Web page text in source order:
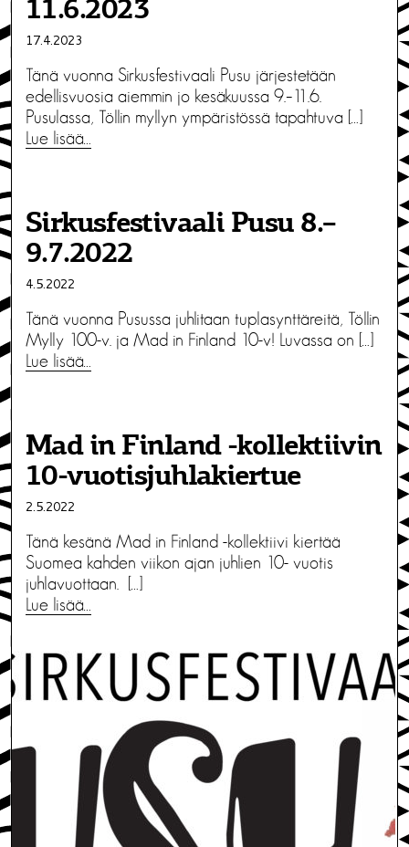
11.6.2023
17.4.2023
Tänä vuonna Sirkusfestivaali Pusu järjestetään
edellisvuosia aiemmin jo kesäkuussa 9.–11.6.
Pusulassa, Töllin myllyn ympäristössä tapahtuva […]
Lue lisää…
Sirkusfestivaali Pusu 8.–
9.7.2022
4.5.2022
Tänä vuonna Pusussa juhlitaan tuplasynttäreitä, Töllin
Mylly 100-v. ja Mad in Finland 10-v! Luvassa on […]
Lue lisää…
Mad in Finland -kollektiivin
10-vuotisjuhlakiertue
2.5.2022
Tänä kesänä Mad in Finland -kollektiivi kiertää
Suomea kahden viikon ajan juhlien 10- vuotis
juhlavuottaan. […]
Lue lisää…